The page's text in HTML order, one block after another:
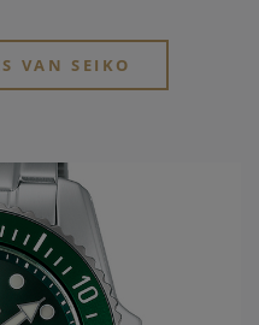
met de collecties
VAN SEIKO